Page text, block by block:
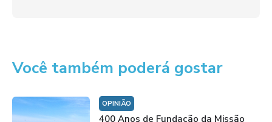
Você também poderá gostar
OPINIÃO
400 Anos de Fundação da Missão